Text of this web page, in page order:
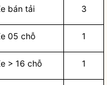
bán tải 3
05 chỗ 1
> 16 chỗ 1